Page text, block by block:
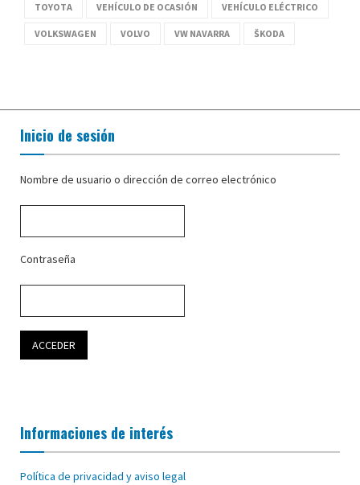
TOYOTA VEHÍCULO DE OCASIÓN VEHÍCULO ELÉCTRICO
VOLKSWAGEN VOLVO VW NAVARRA ŠKODA
Inicio de sesión
Nombre de usuario o dirección de correo electrónico
Contraseña
Informaciones de interés
Política de privacidad y aviso legal